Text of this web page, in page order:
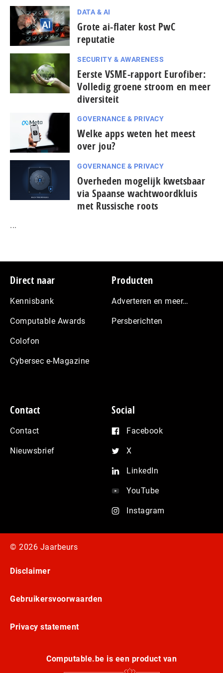
DATA & AI
Grote ai-flater kost PwC
reputatie
SECURITY & AWARENESS
Eerste VSME-rapport Eurofiber:
Volledig groene stroom en meer
diversiteit
GOVERNANCE & PRIVACY
Welke apps weten het meest
over jou?
GOVERNANCE & PRIVACY
Overheden mogelijk kwetsbaar
via Spaanse wacht­woord­kluis
met Russische roots
...
Footer
Direct naar
Kennisbank
Computable Awards
Colofon
Cybersec e-Magazine
Producten
Adverteren en meer…
Persberichten
Contact
Contact
Nieuwsbrief
Social
Facebook
X
LinkedIn
YouTube
Instagram
© 2026 Jaarbeurs
Disclaimer
Gebruikersvoorwaarden
Privacy statement
Computable.be is een product van